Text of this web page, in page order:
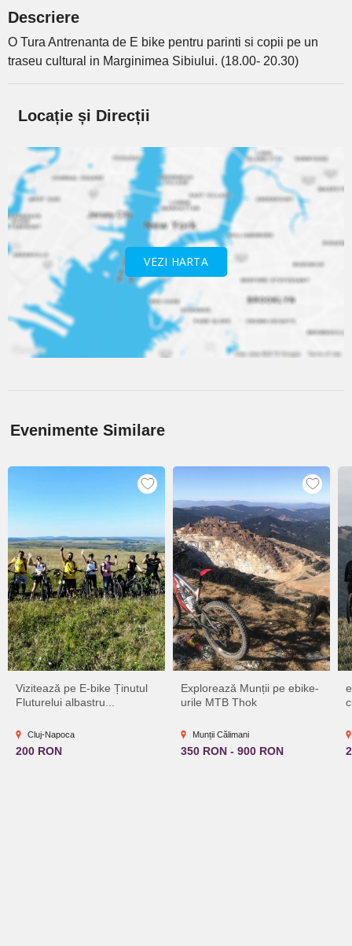
Descriere
O Tura Antrenanta de E bike pentru parinti si copii pe un
traseu cultural in Marginimea Sibiului. (18.00- 20.30)
Locație și Direcții
VEZI HARTA
Evenimente Similare
Vizitează pe E-bike Ținutul
Fluturelui albastru...
Cluj-Napoca
200 RON
Explorează Munții pe ebike-
urile MTB Thok
Munții Călimani
350 RON - 900 RON